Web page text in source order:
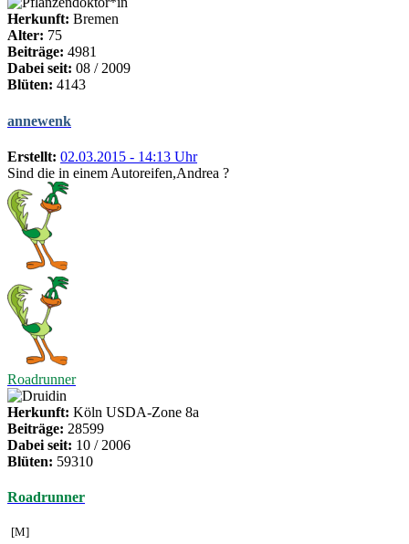
Herkunft: Bremen
Alter: 75
Beiträge: 4981
Dabei seit: 08 / 2009
Blüten: 4143
annewenk
Erstellt: 02.03.2015 - 14:13 Uhr
Sind die in einem Autoreifen,Andrea ?
Roadrunner
Herkunft: Köln USDA-Zone 8a
Beiträge: 28599
Dabei seit: 10 / 2006
Blüten: 59310
Roadrunner
[M]